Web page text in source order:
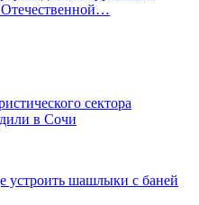
сектора
в Сочи
устроить шашлыки с баней